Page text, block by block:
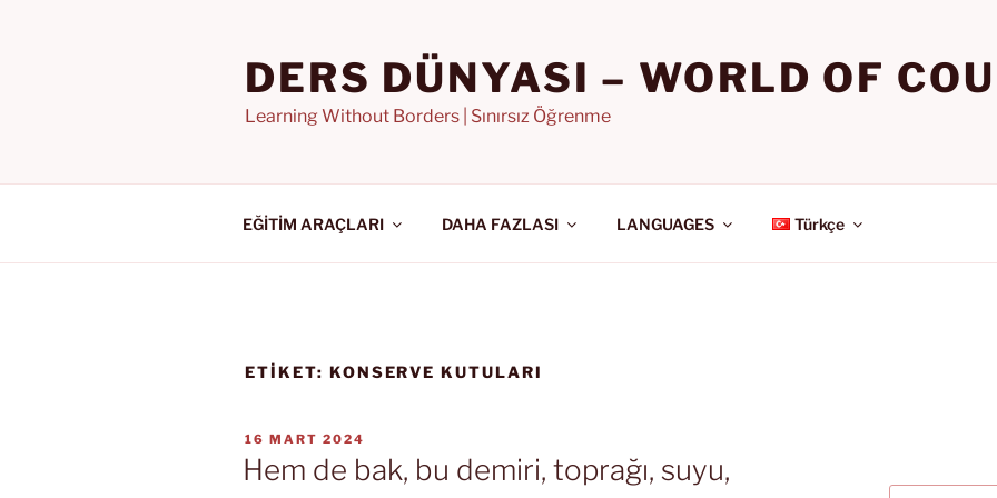
DERS DÜNYASI – WORLD OF
Learning Without Borders | Sınırsız Öğrenme
EĞİTİM ARAÇLARI DAHA FAZLASI LANGUAGES Türkçe
ETIKET: KONSERVE KUTULARI
YAYIM
TARIHI
16 MART 2024
Hem de bak, bu demiri, toprağı, suyu,